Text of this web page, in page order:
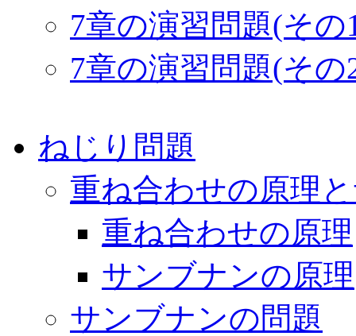
7章の演習問題(その
7章の演習問題(その
ねじり問題
重ね合わせの原理
重ね合わせの原理
サンブナンの原理
サンブナンの問題